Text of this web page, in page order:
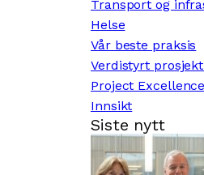
Transport og
Helse
Vår beste praksis
Verdistyrt
Project
Innsikt
Siste nytt